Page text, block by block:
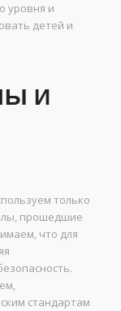
уровня и
детей и
И
только
прошедшие
что для
стандартам